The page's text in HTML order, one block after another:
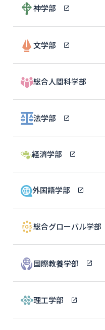
神学部
文学部
総合人間科学部
法学部
経済学部
外国語学部
総合グローバル学部
国際教養学部
理工学部